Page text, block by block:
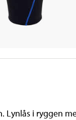
Lynlås i ryggen